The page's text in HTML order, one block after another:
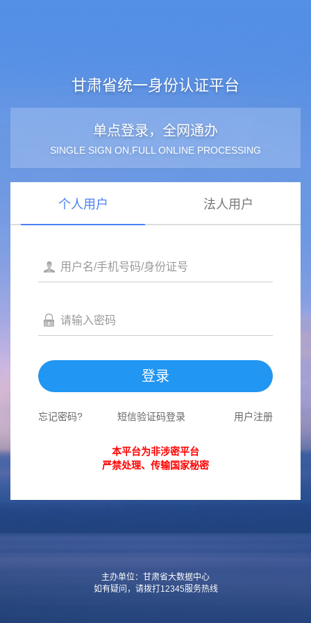
甘肃省统一身份认证平台
单点登录，全网通办
SINGLE SIGN ON,FULL ONLINE PROCESSING
个人用户 法人用户
登录
短信验证码登录 用户注册
忘记密码?
本平台为非涉密平台
严禁处理、传输国家秘密
主办单位：甘肃省大数据中心
如有疑问，请拨打12345服务热线